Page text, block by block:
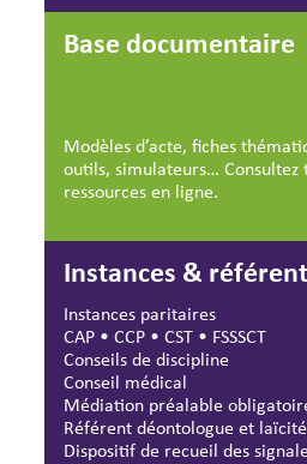
Base documentaire
Modèles d’acte, fiches
outils, simulateurs… Consultez
ressources en ligne.
Instances &
Instances paritaires
CAP •CCP •CST • FSSSCT
Conseils de discipline
Conseil médical
Médiation préalable
Référent déontologue et laïcité
Dispositif de recueil des